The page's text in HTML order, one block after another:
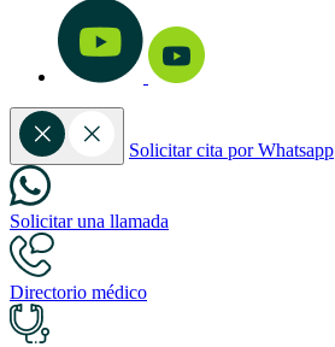
Solicitar cita por Whatsapp
Solicitar una llamada
Directorio médico